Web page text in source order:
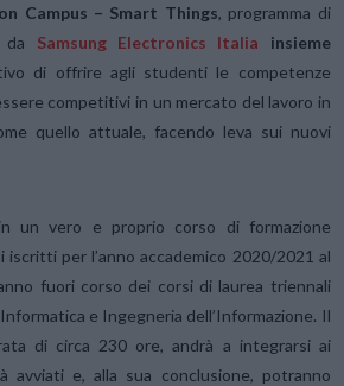
Campus – Smart Things, programma di
da Samsung Electronics Italia insieme
di offrire agli studenti le competenze
competitivi in un mercato del lavoro in
quello attuale, facendo leva sui nuovi
un vero e proprio corso di formazione
per l’anno accademico 2020/2021 al
fuori corso dei corsi di laurea triennali
e Ingegneria dell’Informazione. Il
di circa 230 ore, andrà a integrarsi ai
avviati e, alla sua conclusione, potranno